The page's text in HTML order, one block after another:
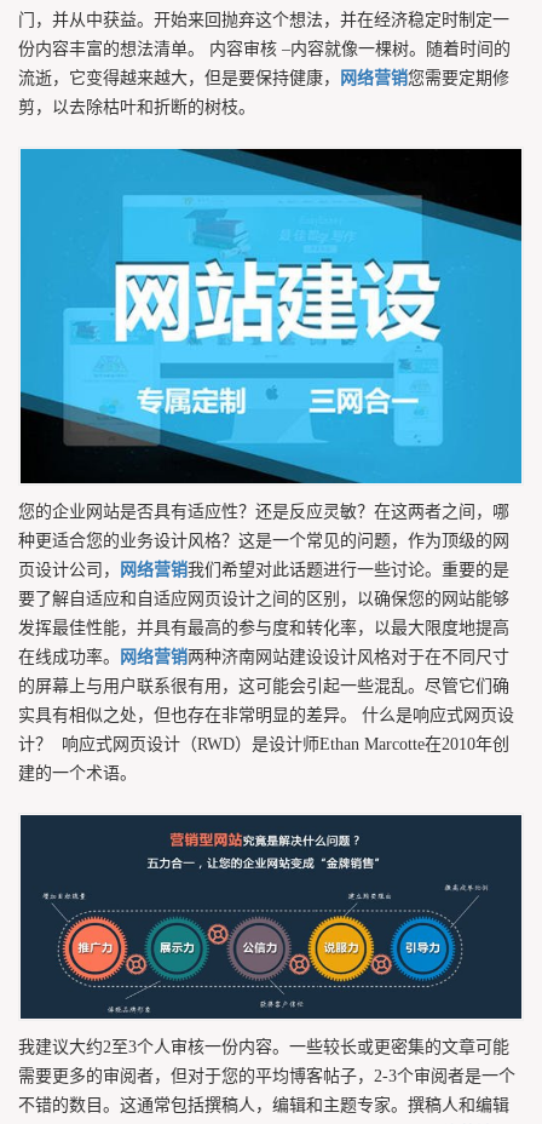
门，并从中获益。开始来回抛弃这个想法，并在经济稳定时制定一
份内容丰富的想法清单。 内容审核 –内容就像一棵树。随着时间的
流逝，它变得越来越大，但是要保持健康，
网络营销您需要定期修
剪，以去除枯叶和折断的树枝。
您的企业网站是否具有适应性？还是反应灵敏？在这两者之间，哪
种更适合您的业务设计风格？这是一个常见的问题，作为顶级的网
页设计公司，
网络营销我们希望对此话题进行一些讨论。重要的是
要了解自适应和自适应网页设计之间的区别，以确保您的网站能够
发挥最佳性能，并具有最高的参与度和转化率，以最大限度地提高
在线成功率。
网络营销两种济南网站建设设计风格对于在不同尺寸
的屏幕上与用户联系很有用，这可能会引起一些混乱。尽管它们确
实具有相似之处，但也存在非常明显的差异。 什么是响应式网页设
计？ 响应式网页设计（RWD）是设计师Ethan Marcotte在2010年创
建的一个术语。
我建议大约2至3个人审核一份内容。一些较长或更密集的文章可能
需要更多的审阅者，但对于您的平均博客帖子，2-3个审阅者是一个
不错的数目。这通常包括撰稿人，编辑和主题专家。撰稿人和编辑